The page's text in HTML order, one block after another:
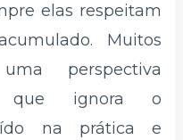
elas respeitam
Muitos
perspectiva
que ignora o
na prática e